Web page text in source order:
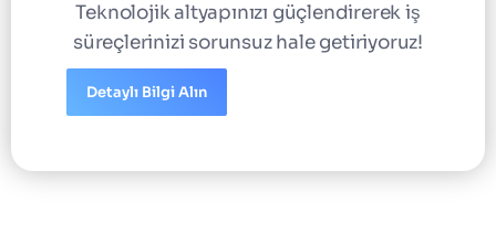
Teknolojik altyapınızı güçlendirerek iş
süreçlerinizi sorunsuz hale getiriyoruz!
Detaylı Bilgi Alın